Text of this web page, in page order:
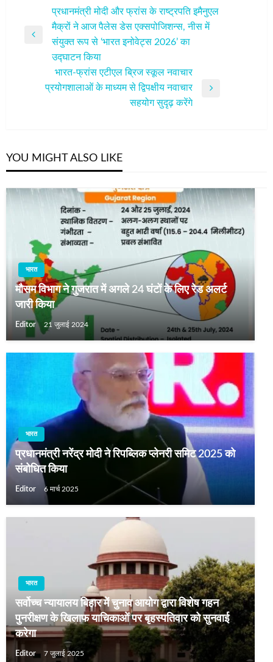
नेविगेशन
Previous
प्रधानमंत्री मोदी और फ्रांस के राष्ट्रपति इमैनुएल
मैक्रों ने आज पैलेस डेस एक्सपोजिशन्स, नीस में
संयुक्त रूप से ‘भारत इनोवेट्स 2026’ का
उद्घाटन किया
भारत-फ्रांस एटीएल ब्रिज स्कूल नवाचार
प्रयोगशालाओं के माध्यम से द्विपक्षीय नवाचार
सहयोग सुदृढ़ करेंगे
YOU MIGHT ALSO LIKE
भारत
मौसम विभाग ने गुजरात में अगले 24 घंटों के लिए रेड अलर्ट
जारी किया
Editor 21 जुलाई 2024
भारत
प्रधानमंत्री नरेंद्र मोदी ने रिपब्लिक प्लेनरी समिट 2025 को
संबोधित किया
Editor 6 मार्च 2025
भारत
सर्वोच्‍च न्‍यायालय बिहार में चुनाव आयोग द्वारा विशेष गहन
पुनरीक्षण के खिलाफ याचिकाओं पर बृहस्‍पतिवार को सुनवाई
करेगा
Editor 7 जुलाई 2025